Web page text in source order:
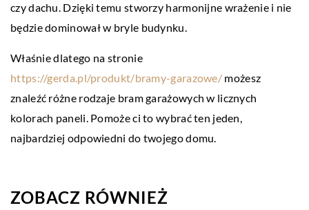
czy dachu. Dzięki temu stworzy harmonijne wrażenie i nie
będzie dominował w bryle budynku.
Właśnie dlatego na stronie
https://gerda.pl/produkt/bramy-garazowe/ możesz
znaleźć różne rodzaje bram garażowych w licznych
kolorach paneli. Pomoże ci to wybrać ten jeden,
najbardziej odpowiedni do twojego domu.
ZOBACZ RÓWNIEŻ